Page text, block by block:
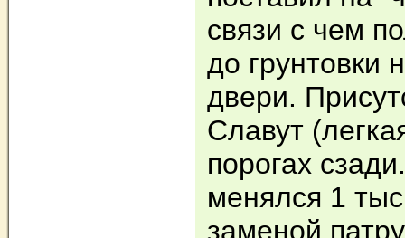
связи с чем
до грунтовки
двери.
Славут
порогах
менялся 1
заменой